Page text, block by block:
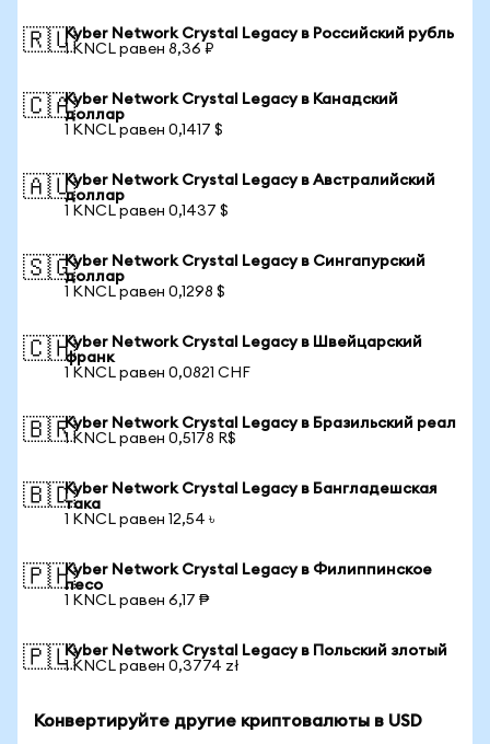
🇷🇺Kyber Network Crystal Legacy в Российский рубль
1 KNCL равен 8,36 ₽
🇨🇦Kyber Network Crystal Legacy в Канадский
доллар
1 KNCL равен 0,1417 $
🇦🇺Kyber Network Crystal Legacy в Австралийский
доллар
1 KNCL равен 0,1437 $
🇸🇬Kyber Network Crystal Legacy в Сингапурский
доллар
1 KNCL равен 0,1298 $
🇨🇭Kyber Network Crystal Legacy в Швейцарский
франк
1 KNCL равен 0,0821 CHF
🇧🇷Kyber Network Crystal Legacy в Бразильский реал
1 KNCL равен 0,5178 R$
🇧🇩Kyber Network Crystal Legacy в Бангладешская
така
1 KNCL равен 12,54 ৳
🇵🇭Kyber Network Crystal Legacy в Филиппинское
песо
1 KNCL равен 6,17 ₱
🇵🇱Kyber Network Crystal Legacy в Польский злотый
1 KNCL равен 0,3774 zł
Конвертируйте другие криптовалюты в USD